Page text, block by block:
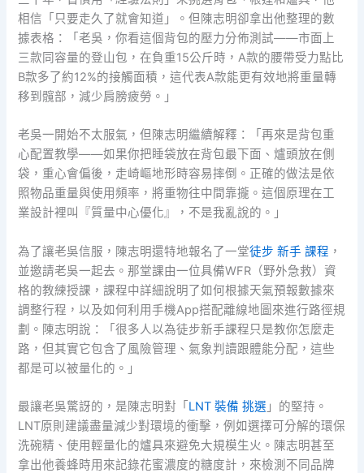
相信「只要走久了就會知道」。但陳志明卻拿出他整理的數
據表格：「老吳，你看這個背包的壓力分佈測試——市面上
三款同容量的登山包，在負重15公斤時，A款的腰帶受力點比
B款多了約12%的接觸面積，這代表A款能更有效地將重量轉
移到髖部，減少肩膀疲勞。」
老吳一開始不太服氣，但陳志明繼續解釋：「再來是背包重
心配置教學——如果你把睡袋放在背包最下面、爐頭放在側
袋，重心會偏後，走崎嶇地形時容易摔倒。正確的做法是依
照物品重量與使用頻率，將重物往中間靠攏。這個原理在工
業設計裡叫『質量中心優化』，不是我亂說的。」
為了讓老吳信服，陳志明還特地報名了一堂徒步 新手 課程 ，
並邀請老吳一起去。那堂課由一位具備WFR（野外急救）資
格的教練授課，課程中詳細說明了如何根據天氣預報數據來
調整行程，以及如何利用手機App搭配離線地圖來進行路徑規
劃。陳志明說：「很多人以為徒步新手課程只是教你怎麼走
路，但其實它包含了風險管理、氣象判讀跟體能分配，這些
都是可以被量化的。」
最讓老吳驚訝的，是陳志明對「 LNT 裝備 挑選 」的堅持。
LNT原則建議盡量減少對環境的衝擊，例如選擇可分解的環保
洗碗精、使用輕量化的爐具來避免大規模生火。陳志明甚至
拿出他養蜂時用來記錄花蜜濃度的糖度計，來檢測不同品牌